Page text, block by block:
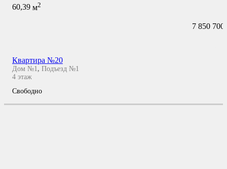
60,39 м2
7 850 700
Квартира №20
Дом №1, Подъезд №1
4 этаж
Свободно